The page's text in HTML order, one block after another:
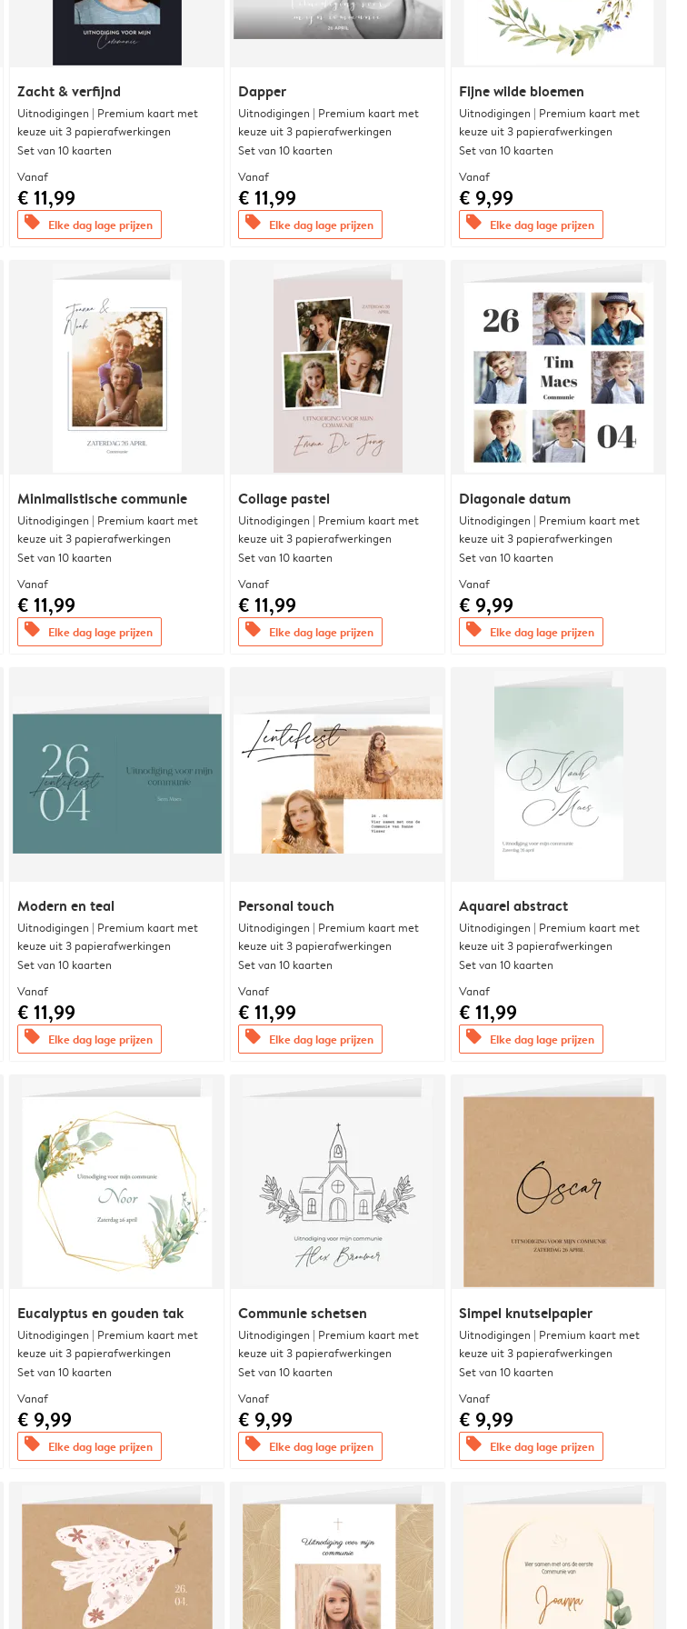
Zacht & verfijnd
Uitnodigingen | Premium kaart met
keuze uit 3 papierafwerkingen
Set van 10 kaarten
Vanaf
€ 11,99
offers Elke dag lage prijzen
Dapper
Uitnodigingen | Premium kaart met
keuze uit 3 papierafwerkingen
Set van 10 kaarten
Vanaf
€ 11,99
offers Elke dag lage prijzen
Fijne wilde bloemen
Uitnodigingen | Premium kaart met
keuze uit 3 papierafwerkingen
Set van 10 kaarten
Vanaf
€ 9,99
offers Elke dag lage prijzen
Minimalistische communie
Uitnodigingen | Premium kaart met
keuze uit 3 papierafwerkingen
Set van 10 kaarten
Vanaf
€ 11,99
offers Elke dag lage prijzen
Collage pastel
Uitnodigingen | Premium kaart met
keuze uit 3 papierafwerkingen
Set van 10 kaarten
Vanaf
€ 11,99
offers Elke dag lage prijzen
Diagonale datum
Uitnodigingen | Premium kaart met
keuze uit 3 papierafwerkingen
Set van 10 kaarten
Vanaf
€ 9,99
offers Elke dag lage prijzen
Modern en teal
Uitnodigingen | Premium kaart met
keuze uit 3 papierafwerkingen
Set van 10 kaarten
Vanaf
€ 11,99
offers Elke dag lage prijzen
Personal touch
Uitnodigingen | Premium kaart met
keuze uit 3 papierafwerkingen
Set van 10 kaarten
Vanaf
€ 11,99
offers Elke dag lage prijzen
Aquarel abstract
Uitnodigingen | Premium kaart met
keuze uit 3 papierafwerkingen
Set van 10 kaarten
Vanaf
€ 11,99
offers Elke dag lage prijzen
Eucalyptus en gouden tak
Uitnodigingen | Premium kaart met
keuze uit 3 papierafwerkingen
Set van 10 kaarten
Vanaf
€ 9,99
offers Elke dag lage prijzen
Communie schetsen
Uitnodigingen | Premium kaart met
keuze uit 3 papierafwerkingen
Set van 10 kaarten
Vanaf
€ 9,99
offers Elke dag lage prijzen
Simpel knutselpapier
Uitnodigingen | Premium kaart met
keuze uit 3 papierafwerkingen
Set van 10 kaarten
Vanaf
€ 9,99
offers Elke dag lage prijzen